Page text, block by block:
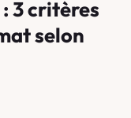
3 critères
selon